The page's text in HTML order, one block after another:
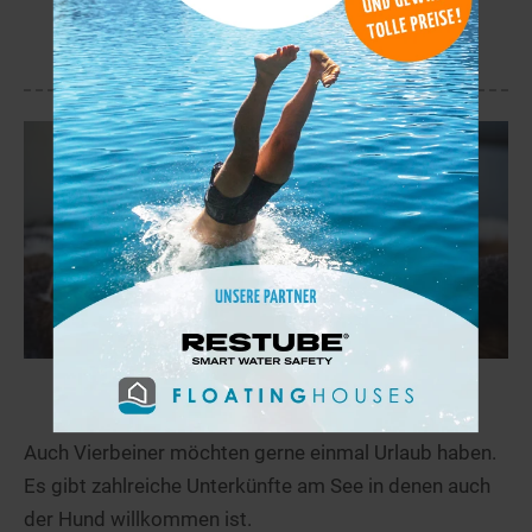
Mehr
Haustiere willkommen!
Auch Vierbeiner möchten gerne einmal Urlaub haben.
Es gibt zahlreiche Unterkünfte am See in denen auch
der Hund willkommen ist.